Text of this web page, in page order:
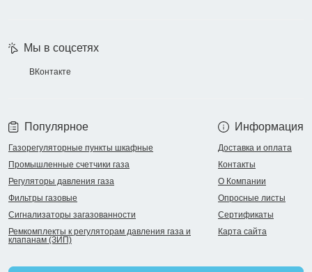
Популярное
Газорегуляторные пункты шкафные
Промышленные счетчики газа
Регуляторы давления газа
Фильтры газовые
Сигнализаторы загазованности
Ремкомплекты к регуляторам давления газа и
клапанам (ЗИП)
Информация
Доставка и оплата
Контакты
О Компании
Опросные листы
Сертификаты
Карта сайта
Мы в соцсетях
ВКонтакте